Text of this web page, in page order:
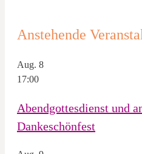
Anstehende
Aug. 8
17:00
Abendgottesdienst und
Dankeschönfest